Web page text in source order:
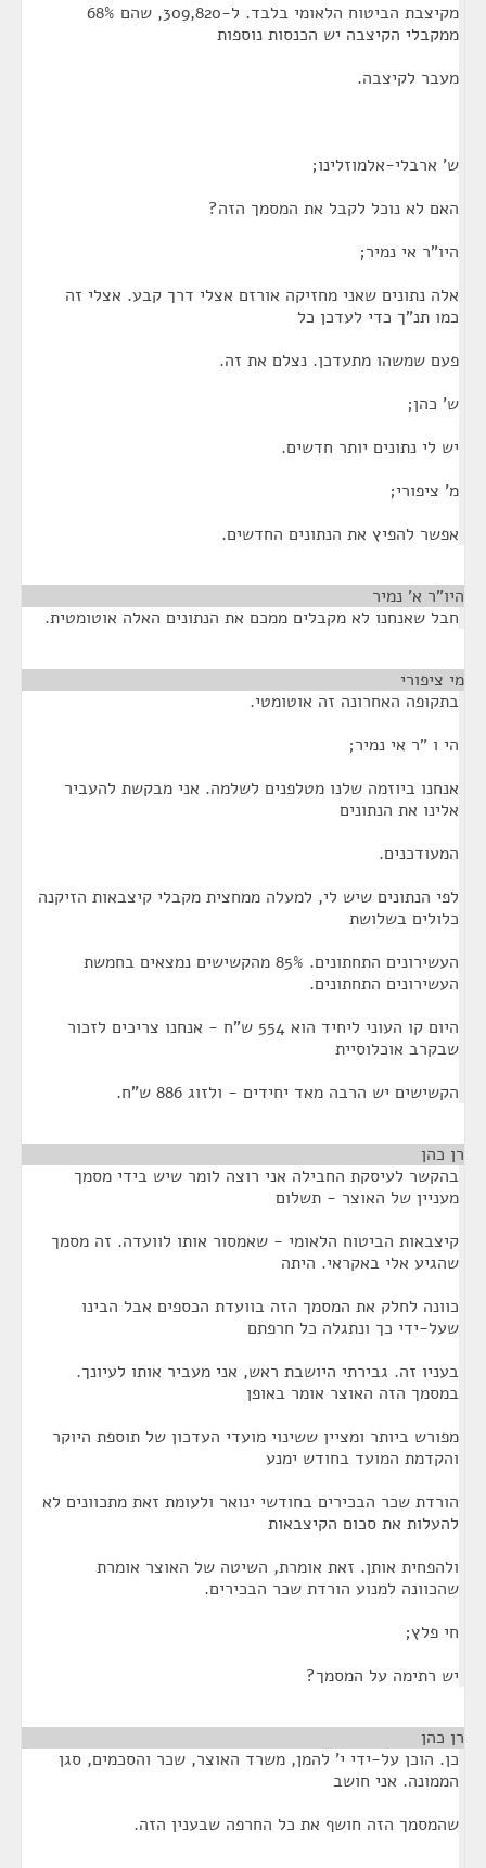
מקיצבת הביטוח הלאומי בלבד. ל-309,820, שהם 68%
ממקבלי הקיצבה יש הכנסות נוספות
מעבר לקיצבה.
ש' ארבלי-אלמוזלינו;
האם לא נוכל לקבל את המסמך הזה?
היו"ר אי נמיר;
אלה נתונים שאני מחזיקה אורזם אצלי דרך קבע. אצלי זה
כמו תנ"ך כדי לעדכן כל
פעם שמשהו מתעדכן. נצלם את זה.
ש' כהן;
יש לי נתונים יותר חדשים.
מ' ציפורי;
אפשר להפיץ את הנתונים החדשים.
היו"ר א' נמיר
חבל שאנחנו לא מקבלים ממכם את הנתונים האלה אוטומטית.
מי ציפורי
בתקופה האחרונה זה אוטומטי.
הי ו "ר אי נמיר;
אנחנו ביוזמה שלנו מטלפנים לשלמה. אני מבקשת להעביר
אלינו את הנתונים
המעודכנים.
לפי הנתונים שיש לי, למעלה ממחצית מקבלי קיצבאות הזיקנה
כלולים בשלושת
העשירונים התחתונים. 85% מהקשישים נמצאים בחמשת
העשירונים התחתונים.
היום קו העוני ליחיד הוא 554 ש"ח - אנחנו צריכים לזכור
שבקרב אוכלוסיית
הקשישים יש הרבה מאד יחידים - ולזוג 886 ש"ח.
רן כהן
בהקשר לעיסקת החבילה אני רוצה לומר שיש בידי מסמך
מעניין של האוצר - תשלום
קיצבאות הביטוח הלאומי - שאמסור אותו לוועדה. זה מסמך
שהגיע אלי באקראי. היתה
כוונה לחלק את המסמך הזה בוועדת הכספים אבל הבינו
שעל-ידי כך ונתגלה כל חרפתם
בעניו זה. גבירתי היושבת ראש, אני מעביר אותו לעיונך.
במסמך הזה האוצר אומר באופן
מפורש ביותר ומציין ששינוי מועדי העדכון של תוספת היוקר
והקדמת המועד בחודש ימנע
הורדת שכר הבכירים בחודשי ינואר ולעומת זאת מתכוונים לא
להעלות את סכום הקיצבאות
ולהפחית אותן. זאת אומרת, השיטה של האוצר אומרת
שהכוונה למנוע הורדת שכר הבכירים.
חי פלץ;
יש רתימה על המסמך?
רן כהן
כן. הוכן על-ידי י' להמן, משרד האוצר, שכר והסכמים, סגן
הממונה. אני חושב
שהמסמך הזה חושף את כל החרפה שבענין הזה.